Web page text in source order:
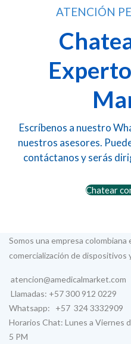
ATENCIÓN
Escríbenos a nuestro
nuestros asesores.
contáctanos y serás
Chatear
Somos una empresa
comercialización de dispositivos
atencion@amedicalmarket.com
Llamadas: +57 300 912 0229
Whatsapp: +57 324 3332909
Horarios Chat: Lunes a Viernes
5 PM